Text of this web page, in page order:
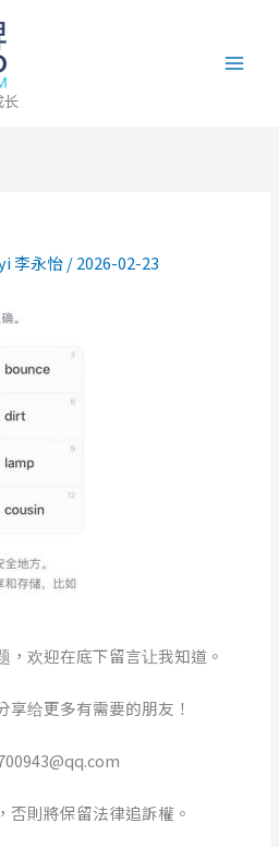
李永怡/2026-02-23
，欢迎在底下留言让我知道。
给更多有需要的朋友！
否則將保留法律追訴權。